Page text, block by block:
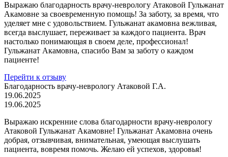
Выражаю благодарность врачу-неврологу Атаковой Гульжанат
Акамовне за своевременную помощь! За заботу, за время, что
уделяет мне с удовольствием. Гульжанат акамовна вежливая,
всегда выслушает, переживает за каждого пациента. Врач
настолько понимающая в своем деле, профессионал!
Гульжанат Акамовна, спасибо Вам за заботу о каждом
пациенте!
Перейти к отзыву
Благодарность врачу-неврологу Атаковой Г.А.
19.06.2025
19.06.2025
Выражаю искренние слова благодарности врачу-неврологу
Атаковой Гульжанат Акамовне! Гульжанат Акамовна очень
добрая, отзывчивая, внимательная, умеющая выслушать
пациента, вовремя помочь. Желаю ей успехов, здоровья!